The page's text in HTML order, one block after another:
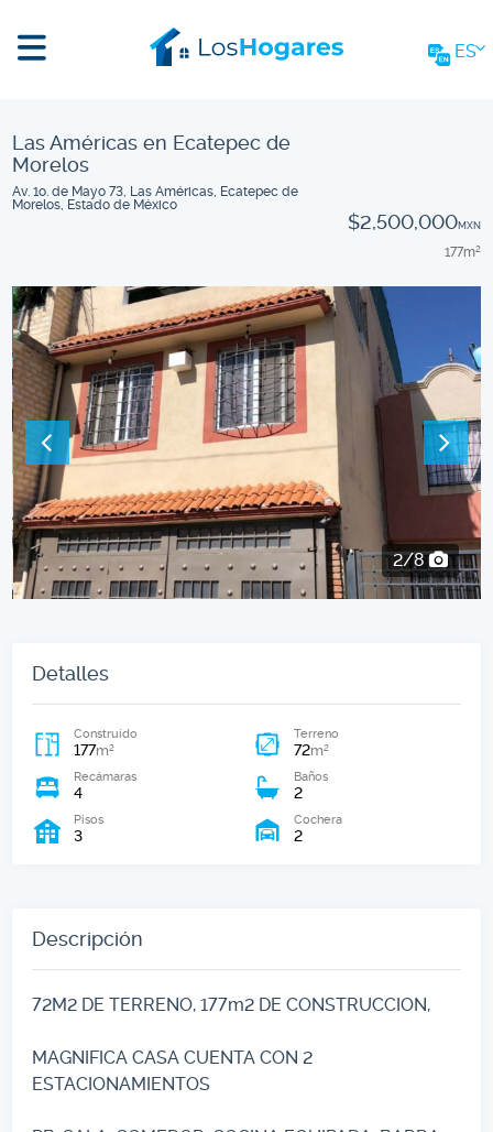
ES
Las Américas en Ecatepec de
Morelos
Av. 1o. de Mayo 73, Las Américas, Ecatepec de
Morelos, Estado de México
$2,500,000MXN
177m2
2/8
Detalles
Construido
177m2
Terreno
72m2
Recámaras
4
Baños
2
Pisos
3
Cochera
2
Descripción
72M2 DE TERRENO, 177m2 DE CONSTRUCCION,
MAGNIFICA CASA CUENTA CON 2
ESTACIONAMIENTOS